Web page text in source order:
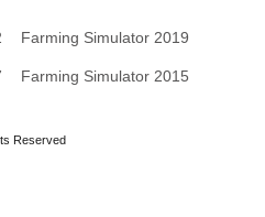
Farming Simulator 2019
Farming Simulator 2015
Reserved